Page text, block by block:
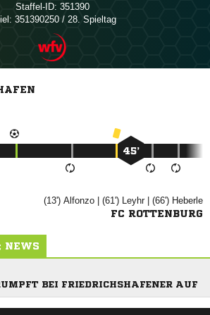
Staffel-ID: 351390
351390250 / 28. Spieltag
45’
(13')  | (61') | (66') 
FC ROTTENBURG
NEWS
BEI FRIEDRICHSHAFENER AUF